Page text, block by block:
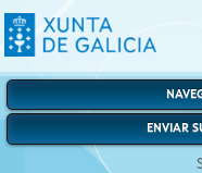
ENVIAR